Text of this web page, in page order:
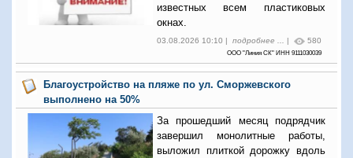
известных всем пластиковых
окнах.
03.08.2026 10:10 | подробнее ... | 580
ООО "Линия СК" ИНН 9111030039
Благоустройство на пляже по ул. Сморжевского
выполнено на 50%
За прошедший месяц подрядчик
завершил монолитные работы,
выложил плиткой дорожку вдоль